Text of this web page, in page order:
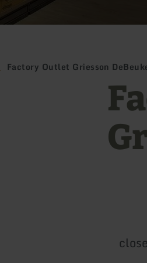
Factory Outlet Griesson